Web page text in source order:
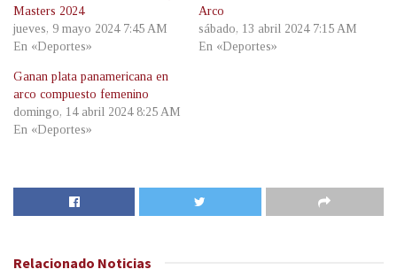
Masters 2024
jueves, 9 mayo 2024 7:45 AM
En «Deportes»
Arco
sábado, 13 abril 2024 7:15 AM
En «Deportes»
Ganan plata panamericana en
arco compuesto femenino
domingo, 14 abril 2024 8:25 AM
En «Deportes»
Relacionado Noticias